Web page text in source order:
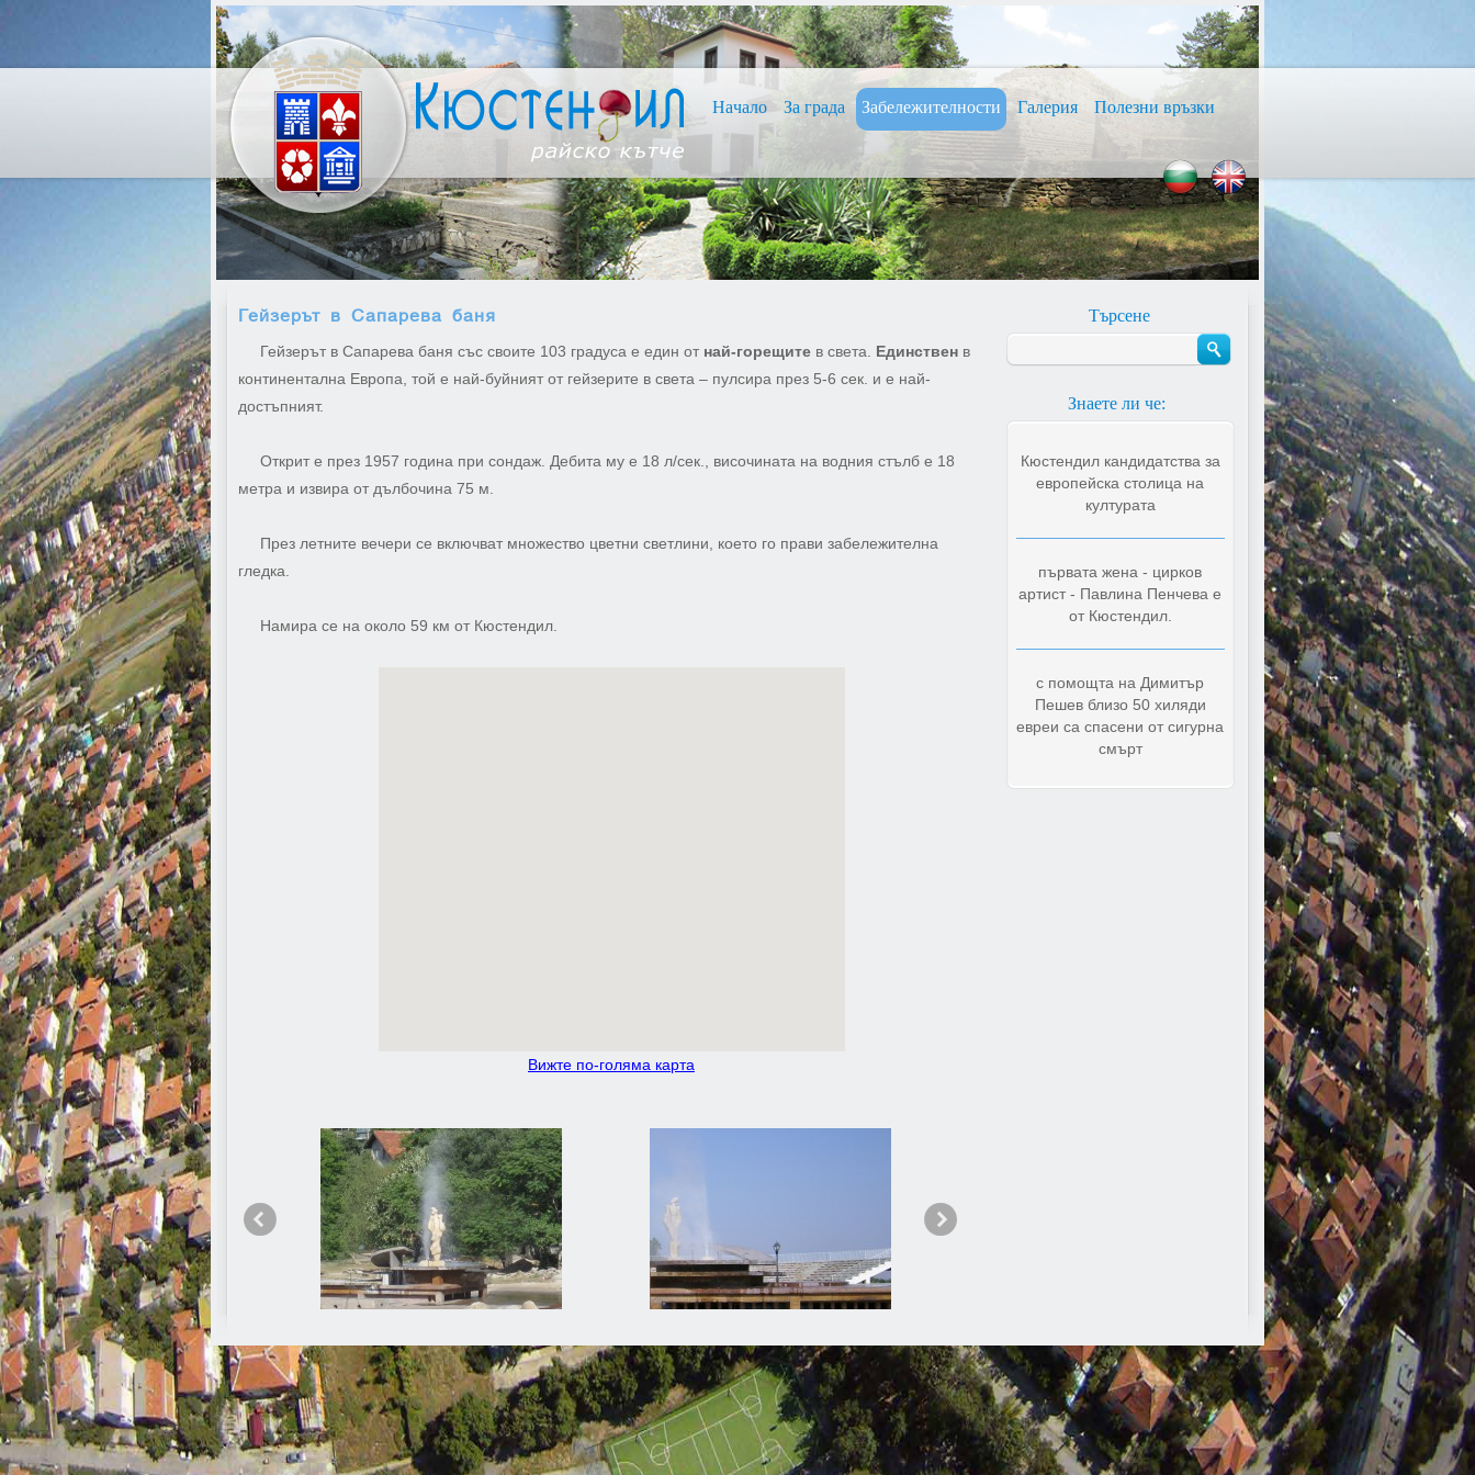
Нaчало За града Забележителности Галерия Полезни връзки
Гейзерът в Сапарева баня
Гейзерът в Сапарева баня със своите 103 градуса е един от най-горещите в света. Единствен в
континентална Европа, той е най-буйният от гейзерите в света – пулсира през 5-6 сек. и е най-
достъпният.
Открит е през 1957 година при сондаж. Дебита му е 18 л/сек., височината на водния стълб е 18
метра и извира от дълбочина 75 м.
През летните вечери се включват множество цветни светлини, което го прави забележителна
гледка.
Намира се на около 59 км от Кюстендил.
Вижте по-голяма карта
Търсене
Знаете ли че:
Кюстендил кандидатства за
европейска столица на
културата
първата жена - цирков
артист - Павлина Пенчева е
от Кюстендил.
с помощта на Димитър
Пешев близо 50 хиляди
евреи са спасени от сигурна
смърт